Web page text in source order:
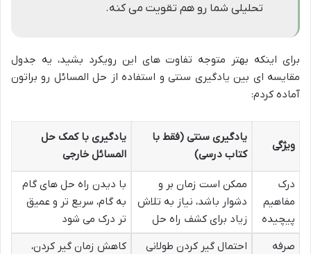
تحلیلی شما رو هم تقویت می کنه.
برای اینکه بهتر متوجه تفاوت های این رویکرد بشید، یه جدول
مقایسه ای بین یادگیری سنتی و استفاده از حل المسائل رو براتون
آماده کردم:
ویژگی
یادگیری سنتی (فقط با
کتاب درسی)
یادگیری با کمک حل
المسائل خارجی
درک
مفاهیم
پیچیده
ممکن است زمان بر و
دشوار باشد، نیاز به تلاش
زیاد برای کشف راه حل
با دیدن راه حل های گام
به گام، سریع تر و عمیق
تر درک می شود
صرفه
احتمال گیر کردن طولانی
کاهش زمان گیر کردن،